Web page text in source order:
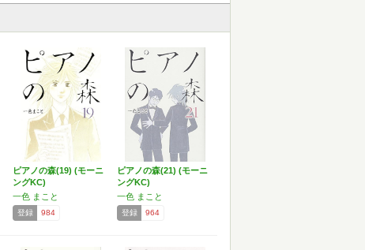
ピアノの森(19) (モーニ
ングKC)
一色 まこと
登録 984
ピアノの森(21) (モーニ
ングKC)
一色 まこと
登録 964